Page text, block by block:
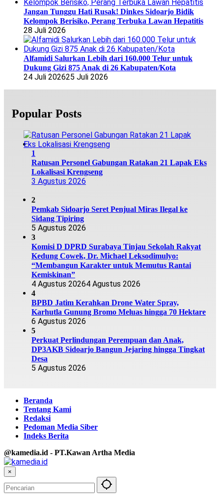
Jangan Tunggu Hati Rusak! Dinkes Sidoarjo Bidik
Kelompok Berisiko, Perang Terbuka Lawan Hepatitis
28 Juli 2026
Alfamidi Salurkan Lebih dari 160.000 Telur untuk
Dukung Gizi 875 Anak di 26 Kabupaten/Kota
24 Juli 202625 Juli 2026
Popular Posts
1
Ratusan Personel Gabungan Ratakan 21 Lapak Eks
Lokalisasi Krengseng
3 Agustus 2026
2
Pemkab Sidoarjo Seret Penjual Miras Ilegal ke
Sidang Tipiring
5 Agustus 2026
3
Komisi D DPRD Surabaya Tinjau Sekolah Rakyat
Kedung Cowek, Dr. Michael Leksodimulyo:
“Membangun Karakter untuk Memutus Rantai
Kemiskinan”
4 Agustus 20264 Agustus 2026
4
BPBD Jatim Kerahkan Drone Water Spray,
Karhutla Gunung Bromo Meluas hingga 70 Hektare
6 Agustus 2026
5
Perkuat Perlindungan Perempuan dan Anak,
DP3AKB Sidoarjo Bangun Jejaring hingga Tingkat
Desa
5 Agustus 2026
Beranda
Tentang Kami
Redaksi
Pedoman Media Siber
Indeks Berita
@kamedia.id - PT.Kawan Artha Media
×